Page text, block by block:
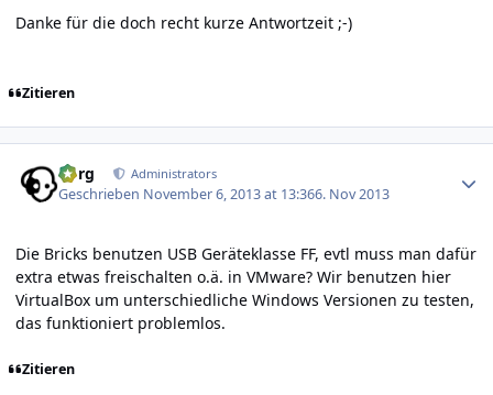
Danke für die doch recht kurze Antwortzeit ;-)
Zitieren
borg Administrators
Geschrieben November 6, 2013 at 13:366. Nov 2013
Die Bricks benutzen USB Geräteklasse FF, evtl muss man dafür
extra etwas freischalten o.ä. in VMware? Wir benutzen hier
VirtualBox um unterschiedliche Windows Versionen zu testen,
das funktioniert problemlos.
Zitieren